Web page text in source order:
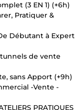
(3 EN 1) (+6h)
Pratiquer &
Débutant à Expert
de vente
sans Apport (+9h)
-Vente -
PRATIQUES